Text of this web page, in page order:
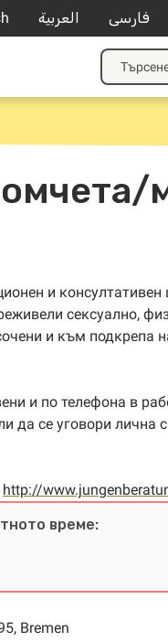
العربية فارسی
Търсене
за:
и
сексуално,
и към подкрепа
и по телефона в
да се уговори лична
http://
време:
Bremen